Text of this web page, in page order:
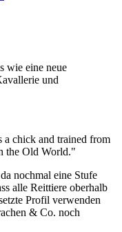
wie eine neue
und
a chick and trained from
the Old World."
nochmal eine Stufe
alle Reittiere oberhalb
Profil verwenden
& Co. noch